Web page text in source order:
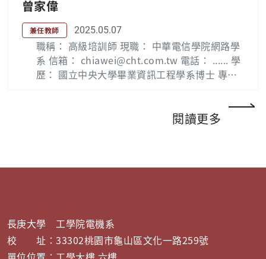
卓越領導班結業（92 年） 5. 亞洲管理學院（AI
M）高階管理班結業（87 年） 國際活動 1. 國際
電機電子工程學會中華民國電力能源支會主席
（2009-2010） 2. 第26 屆中韓電力技術暨能源
合作會議台電代表團團長（2008） 3. 第12 屆中
（1998） 5. 海合會宏都拉斯與薩爾瓦多電力連
曾家偉
兼任教師 2025.05.07
職稱： 高級培訓師 現職： 中華電信學院網路學
系 信箱： chiawei@cht.com.tw 電話： ...... 學
歷： 國立中央大學畢業資訊工程學系博士 專長
管理與路由交換 (IPv4 / 3. 軟體定義網路 / 網路
功能虛擬化 (SDN / 4. 網路安全 ( Network 5. 開
0,812,505 B2, Patentee: National Chung Sha
n Institute of Science and Technology, Date
of Patent: Oct. 20, 2020 國內專利 [1] 曾家偉、
閱讀更多
長庚大學 工學院電機系
校 址：33302桃園市龜山區文化一路259號